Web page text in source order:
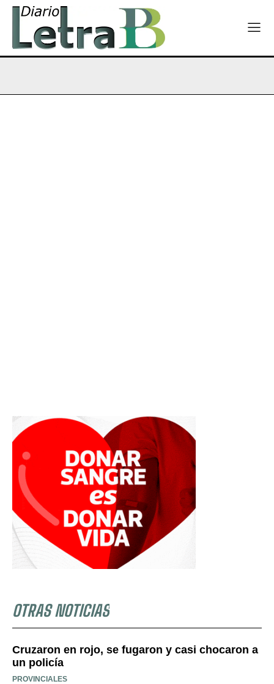
OTRAS NOTICIAS
Cruzaron en rojo, se fugaron y casi chocaron a
un policía
PROVINCIALES